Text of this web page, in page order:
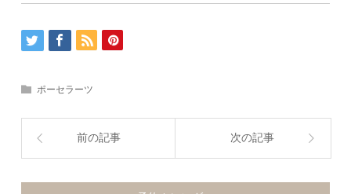
ポーセラーツ
前の記事 次の記事